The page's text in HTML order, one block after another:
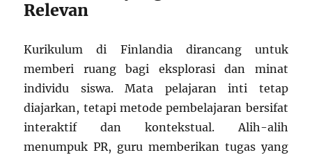
Relevan
Kurikulum di Finlandia dirancang untuk
memberi ruang bagi eksplorasi dan minat
individu siswa. Mata pelajaran inti tetap
diajarkan, tetapi metode pembelajaran bersifat
interaktif dan kontekstual. Alih-alih
menumpuk PR, guru memberikan tugas yang